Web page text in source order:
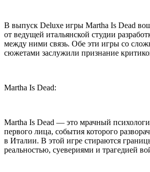
В выпуск Deluxe игры Martha Is Dead
от ведущей итальянской студии
между ними связь. Обе эти игры со
сюжетами заслужили признание
Martha Is Dead:
Martha Is Dead — это мрачный
первого лица, события которого
в Италии. В этой игре стираются
реальностью, суевериями и трагедией